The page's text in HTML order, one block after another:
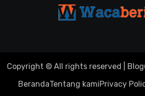
Copyright © All rights reserved
BerandaTentang kamiPrivacy